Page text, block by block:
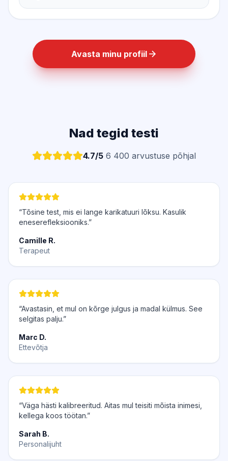
Avasta minu profiil
Nad tegid testi
4.7/5 6 400 arvustuse põhjal
“Tõsine test, mis ei lange karikatuuri lõksu. Kasulik
eneserefleksiooniks.”
Camille R.
Terapeut
“Avastasin, et mul on kõrge julgus ja madal külmus. See
selgitas palju.”
Marc D.
Ettevõtja
“Väga hästi kalibreeritud. Aitas mul teisiti mõista inimesi,
kellega koos töötan.”
Sarah B.
Personalijuht